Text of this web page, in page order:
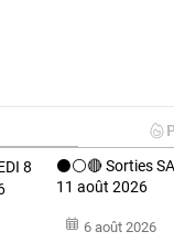
⚫⚪🔴 Sorties
11 août 2026
6 août 2026